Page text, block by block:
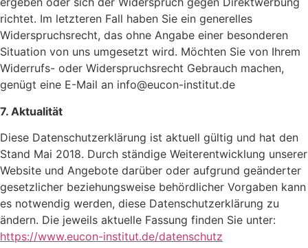
richtet. Im letzteren Fall haben Sie ein generelles
Widerspruchsrecht, das ohne Angabe einer besonderen
Situation von uns umgesetzt wird. Möchten Sie von Ihrem
Widerrufs- oder Widerspruchsrecht Gebrauch machen,
genügt eine E-Mail an info@eucon-institut.de
7. Aktualität
Diese Datenschutzerklärung ist aktuell gültig und hat den
Stand Mai 2018. Durch ständige Weiterentwicklung unserer
Website und Angebote darüber oder aufgrund geänderter
gesetzlicher beziehungsweise behördlicher Vorgaben kann
es notwendig werden, diese Datenschutzerklärung zu
ändern. Die jeweils aktuelle Fassung finden Sie unter:
https://www.eucon-institut.de/datenschutz